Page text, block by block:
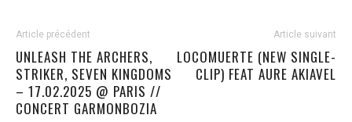
Article précédent
UNLEASH THE ARCHERS,
STRIKER, SEVEN KINGDOMS
– 17.02.2025 @ PARIS //
CONCERT GARMONBOZIA
Article suivant
LOCOMUERTE (NEW SINGLE-
CLIP) FEAT AURE AKIAVEL